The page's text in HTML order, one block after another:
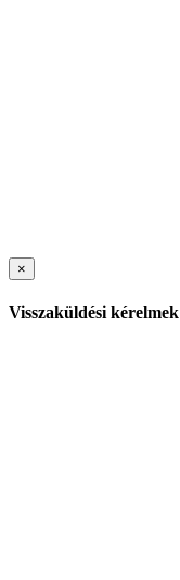
×
Visszaküldési kérelmek